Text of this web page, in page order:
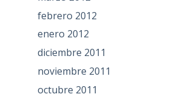
febrero 2012
enero 2012
diciembre 2011
noviembre 2011
octubre 2011